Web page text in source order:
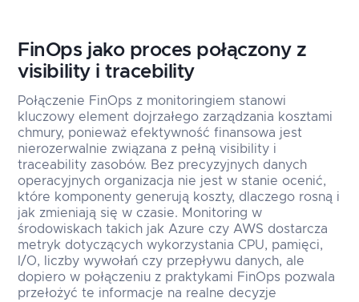
FinOps jako proces połączony z
visibility i tracebility
Połączenie FinOps z monitoringiem stanowi
kluczowy element dojrzałego zarządzania kosztami
chmury, ponieważ efektywność finansowa jest
nierozerwalnie związana z pełną visibility i
traceability zasobów. Bez precyzyjnych danych
operacyjnych organizacja nie jest w stanie ocenić,
które komponenty generują koszty, dlaczego rosną i
jak zmieniają się w czasie. Monitoring w
środowiskach takich jak Azure czy AWS dostarcza
metryk dotyczących wykorzystania CPU, pamięci,
I/O, liczby wywołań czy przepływu danych, ale
dopiero w połączeniu z praktykami FinOps pozwala
przełożyć te informacje na realne decyzje